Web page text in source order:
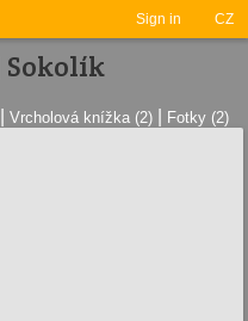
Sign in CZ
Sokolí­k
Vrcholová knížka (2) Fotky (2)